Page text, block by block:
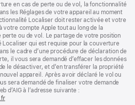
en cas de perte ou de vol, la fonctionnalité
les Réglages de votre appareil au moment
Localiser doit rester activée et votre
votre compte Apple tout au long de la
ou de vol. Le partage de votre position
Localiser qui est requise pour la couverture
le cadre d’une procédure de déclaration de
il vous sera demandé d’effacer les données
le désactiver, et d’en transférer la propriété
appareil. Après avoir déclaré le vol ou
sera demandé de finaliser votre demande
d’AIG à l’adresse suivante :
(s’ouvre